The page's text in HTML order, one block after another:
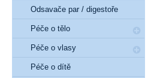
Odsavače par / digestoře
Péče o tělo
Péče o vlasy
Péče o dítě